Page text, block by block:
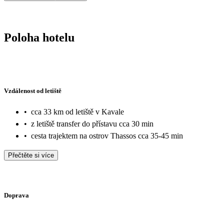
Poloha hotelu
Vzdálenost od letiště
• cca 33 km od letiště v Kavale
• z letiště transfer do přístavu cca 30 min
• cesta trajektem na ostrov Thassos cca 35-45 min
Přečtěte si více
Doprava